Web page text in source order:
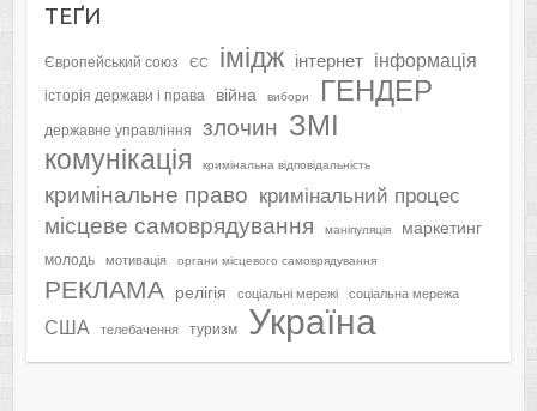
ТЕҐИ
Європейський союз ЄС імідж інтернет інформація
історія держави і права війна вибори ГЕНДЕР
державне управління злочин ЗМІ
комунікація кримінальна відповідальність
кримінальне право кримінальний процес
місцеве самоврядування маніпуляція маркетинг
молодь мотивація органи місцевого самоврядування
РЕКЛАМА релігія соціальні мережі соціальна мережа
США телебачення туризм Україна